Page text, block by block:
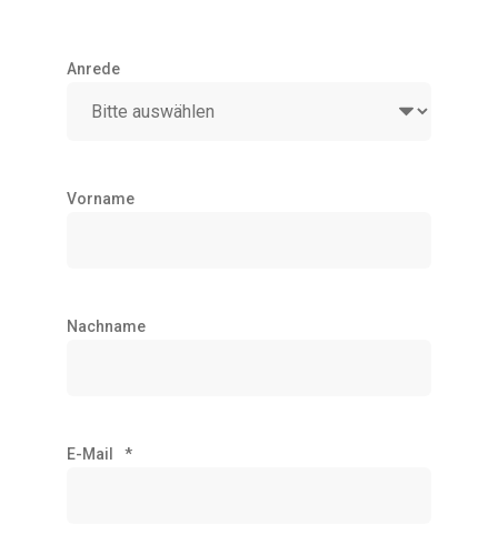
Anrede
Vorname
Nachname
E-Mail *